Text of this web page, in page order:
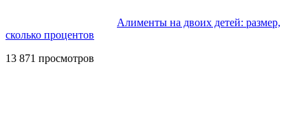
Алименты на двоих детей: размер,
сколько процентов
13 871 просмотров